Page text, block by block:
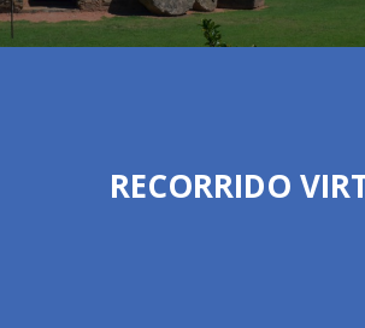
RECORRIDO